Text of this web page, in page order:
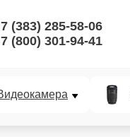
(383) 285-58-06
(800) 301-94-41